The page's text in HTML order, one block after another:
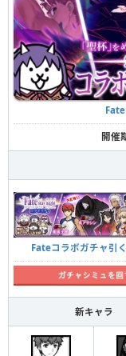
開催
Fateコラボガチャ引
新キャラ